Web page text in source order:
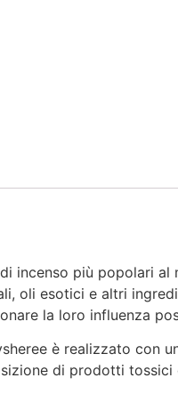
incenso più popolari
oli esotici e altri
la loro influenza
è realizzato con
di prodotti